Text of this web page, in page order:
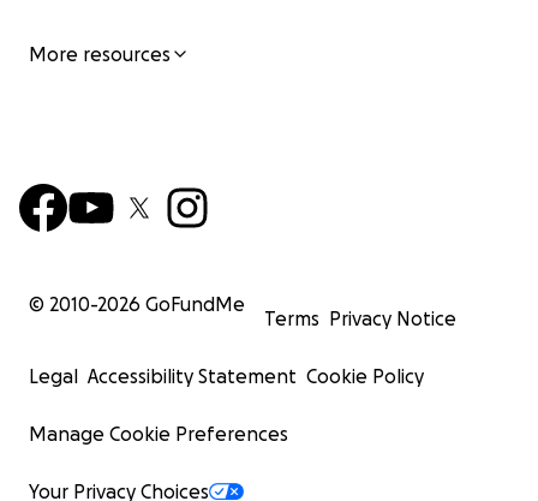
More resources
© 2010-2026 GoFundMe
Terms Privacy Notice
Legal Accessibility Statement Cookie Policy
Manage Cookie Preferences
Your Privacy Choices